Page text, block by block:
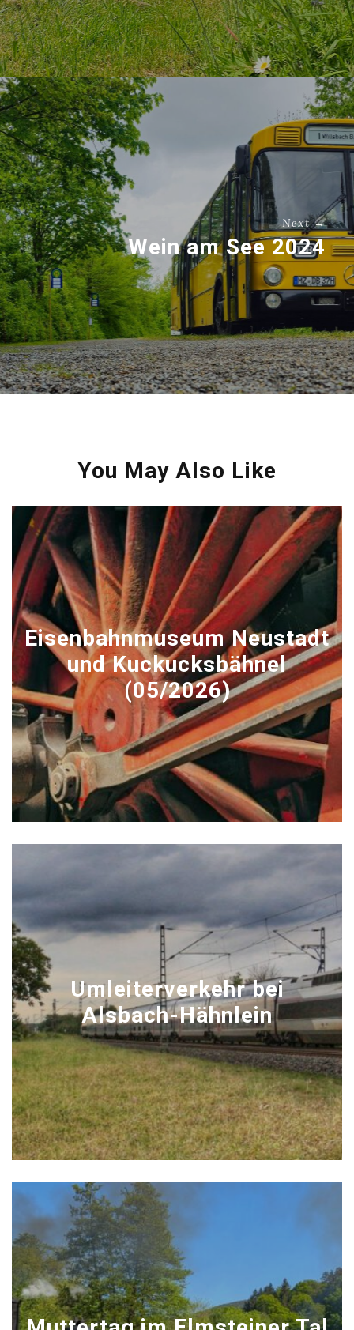
Next →
Wein am See 2024
You May Also Like
Eisenbahnmuseum Neustadt
und Kuckucksbähnel
(05/2026)
Umleiterverkehr bei
Alsbach-Hähnlein